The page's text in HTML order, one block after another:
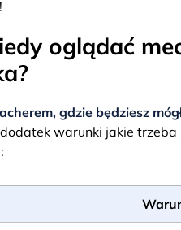
oglądać
gdzie będziesz
warunki jakie trzeba